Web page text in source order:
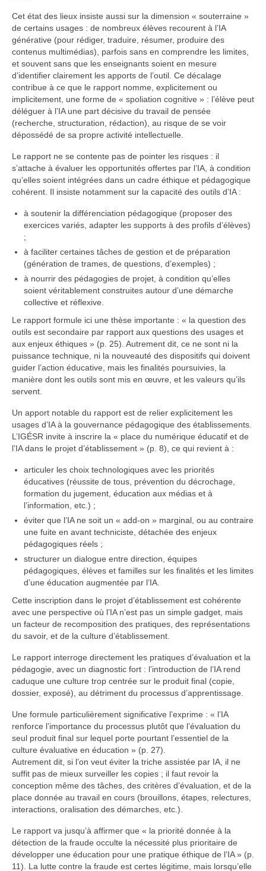
Cet état des lieux insiste aussi sur la dimension « souterraine »
de certains usages : de nombreux élèves recourent à l’IA
générative (pour rédiger, traduire, résumer, produire des
contenus multimédias), parfois sans en comprendre les limites,
et souvent sans que les enseignants soient en mesure
d’identifier clairement les apports de l’outil. Ce décalage
contribue à ce que le rapport nomme, explicitement ou
implicitement, une forme de « spoliation cognitive » : l’élève peut
déléguer à l’IA une part décisive du travail de pensée
(recherche, structuration, rédaction), au risque de se voir
dépossédé de sa propre activité intellectuelle.
Le rapport ne se contente pas de pointer les risques : il
s’attache à évaluer les opportunités offertes par l’IA, à condition
qu’elles soient intégrées dans un cadre éthique et pédagogique
cohérent. Il insiste notamment sur la capacité des outils d’IA :
à soutenir la différenciation pédagogique (proposer des
exercices variés, adapter les supports à des profils d’élèves)
;
à faciliter certaines tâches de gestion et de préparation
(génération de trames, de questions, d’exemples) ;
à nourrir des pédagogies de projet, à condition qu’elles
soient véritablement construites autour d’une démarche
collective et réflexive.
Le rapport formule ici une thèse importante : « la question des
outils est secondaire par rapport aux questions des usages et
aux enjeux éthiques » (p. 25). Autrement dit, ce ne sont ni la
puissance technique, ni la nouveauté des dispositifs qui doivent
guider l’action éducative, mais les finalités poursuivies, la
manière dont les outils sont mis en œuvre, et les valeurs qu’ils
servent.
Un apport notable du rapport est de relier explicitement les
usages d’IA à la gouvernance pédagogique des établissements.
L’IGÉSR invite à inscrire la « place du numérique éducatif et de
l’IA dans le projet d’établissement » (p. 8), ce qui revient à :
articuler les choix technologiques avec les priorités
éducatives (réussite de tous, prévention du décrochage,
formation du jugement, éducation aux médias et à
l’information, etc.) ;
éviter que l’IA ne soit un « add-on » marginal, ou au contraire
une fuite en avant techniciste, détachée des enjeux
pédagogiques réels ;
structurer un dialogue entre direction, équipes
pédagogiques, élèves et familles sur les finalités et les limites
d’une éducation augmentée par l’IA.
Cette inscription dans le projet d’établissement est cohérente
avec une perspective où l’IA n’est pas un simple gadget, mais
un facteur de recomposition des pratiques, des représentations
du savoir, et de la culture d’établissement.
Le rapport interroge directement les pratiques d’évaluation et la
pédagogie, avec un diagnostic fort : l’introduction de l’IA rend
caduque une culture trop centrée sur le produit final (copie,
dossier, exposé), au détriment du processus d’apprentissage.
Une formule particulièrement significative l’exprime : « l’IA
renforce l’importance du processus plutôt que l’évaluation du
seul produit final sur lequel porte pourtant l’essentiel de la
culture évaluative en éducation » (p. 27).
Autrement dit, si l’on veut éviter la triche assistée par IA, il ne
suffit pas de mieux surveiller les copies ; il faut revoir la
conception même des tâches, des critères d’évaluation, et de la
place donnée au travail en cours (brouillons, étapes, relectures,
interactions, oralisation des démarches, etc.).
Le rapport va jusqu’à affirmer que « la priorité donnée à la
détection de la fraude occulte la nécessité plus prioritaire de
développer une éducation pour une pratique éthique de l’IA » (p.
11). La lutte contre la fraude est certes légitime, mais lorsqu’elle